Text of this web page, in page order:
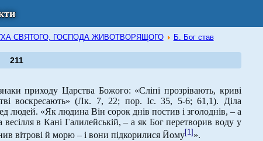
СВЯТОГО, ГОСПОДА ЖИВОТВОРЯЩОГО
Б. Бог став
211
приходу Царства Божого: «Сліпі прозрівають, криві
воскресають» (Лк. 7, 22; пор. Іс. 35, 5-6; 61,1). Діла
людей. «Як людина Він сорок днів постив і зголоднів, – а
в Кані Галилейській, – а як Бог перетворив воду у
вітрові й морю – і вони підкорилися Йому[1] ».